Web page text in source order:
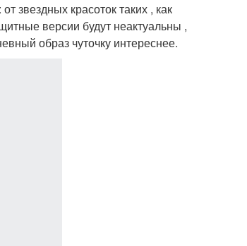
звездных красоток таких , как
версии будут неактуальны ,
образ чуточку интереснее.